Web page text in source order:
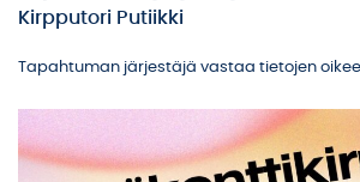
Kirpputori Putiikki
Tapahtuman järjestäjä vastaa tietojen